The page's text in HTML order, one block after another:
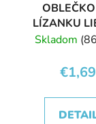
LÍZANKU
Skladom
€1,69